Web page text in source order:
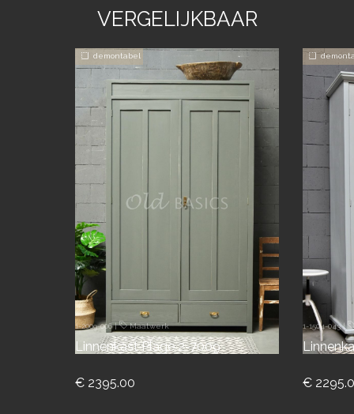
VERGELIJKBAAR
demontabel
1-2009-006| Maatwerk
Linnenkast Plage 2-7009
€ 2395.00
1-1504-043|
€